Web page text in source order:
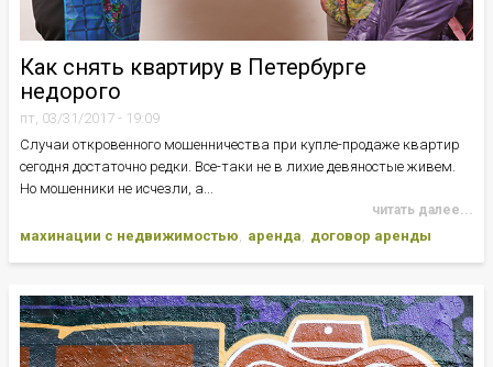
Как снять квартиру в Петербурге
недорого
пт, 03/31/2017 - 19:09
Случаи откровенного мошенничества при купле-продаже квартир
сегодня достаточно редки. Все-таки не в лихие девяностые живем.
Но мошенники не исчезли, а...
читать далее...
махинации с недвижимостью аренда договор аренды